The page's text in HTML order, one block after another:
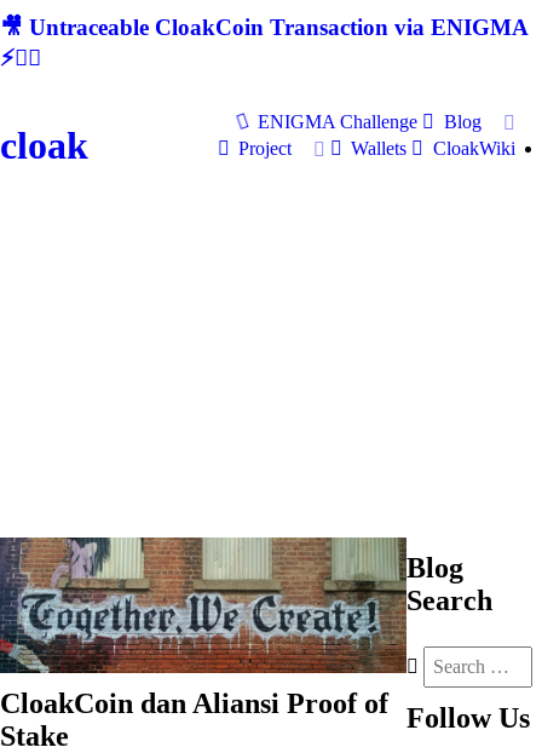
🎥 Untraceable CloakCoin Transaction via ENIGMA
⚡🕵‍♂
cloak
ENIGMA Challenge
Blog
Project
Wallets CloakWiki
CloakCoin dan Aliansi Proof of
Stake
Blog
Search
Follow Us